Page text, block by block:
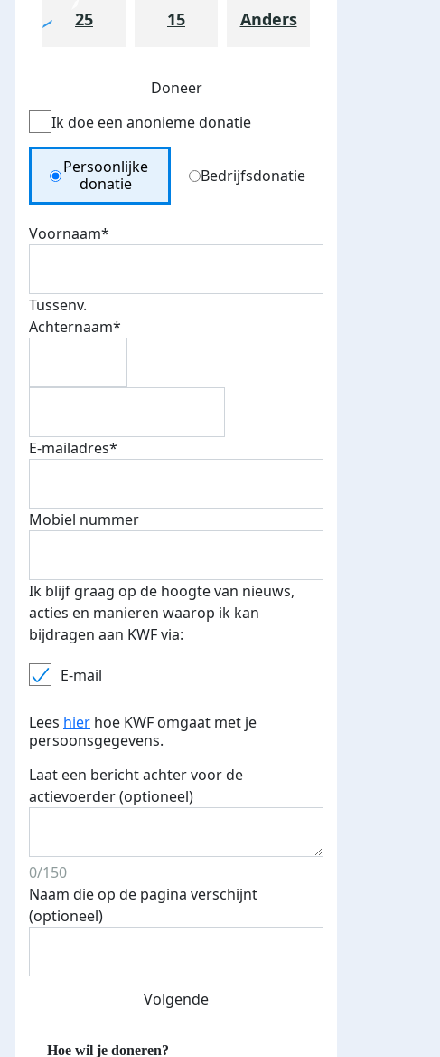
bedankt
25 15 Anders
Doneer
Ik doe een anonieme donatie
Donation Type
Persoonlijke
donatie
Bedrijfsdonatie
Voornaam*
Tussenv.
Achternaam*
E-mailadres*
Mobiel nummer
Ik blijf graag op de hoogte van nieuws,
acties en manieren waarop ik kan
bijdragen aan KWF via:
E-mail
Lees hier hoe KWF omgaat met je
persoonsgegevens.
Laat een bericht achter voor de
actievoerder (optioneel)
0/150
Naam die op de pagina verschijnt
(optioneel)
Volgende